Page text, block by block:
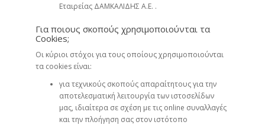
Εταιρείας ΔΑΜΚΑΛΙΔΗΣ Α.Ε. .
Για ποιους σκοπούς χρησιμοποιούνται τα
Cookies;
Οι κύριοι στόχοι για τους οποίους χρησιμοποιούνται
τα cookies είναι:
για τεχνικούς σκοπούς απαραίτητους για την
αποτελεσματική λειτουργία των ιστοσελίδων
μας, ιδιαίτερα σε σχέση με τις online συναλλαγές
και την πλοήγηση σας στον ιστότοπο